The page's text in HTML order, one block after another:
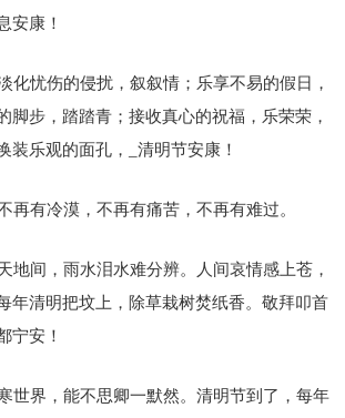
安康！
化忧伤的侵扰，叙叙情；乐享不易的假日，
脚步，踏踏青；接收真心的祝福，乐荣荣，
装乐观的面孔，_清明节安康！
再有冷漠，不再有痛苦，不再有难过。
地间，雨水泪水难分辨。人间哀情感上苍，
年清明把坟上，除草栽树焚纸香。敬拜叩首
宁安！
世界，能不思卿一默然。清明节到了，每年